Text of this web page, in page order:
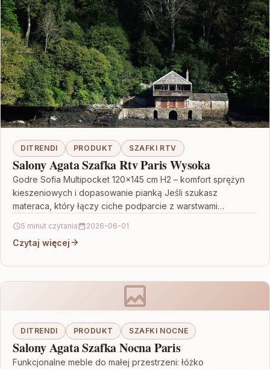
DITRENDI PRODUKT SZAFKI RTV
Salony Agata Szafka Rtv Paris Wysoka
Godre Sofia Multipocket 120×145 cm H2 – komfort sprężyn
kieszeniowych i dopasowanie pianką Jeśli szukasz
materaca, który łączy ciche podparcie z warstwami
5 minut czytania 2026-06-01
Czytaj więcej
DITRENDI PRODUKT SZAFKI NOCNE
Salony Agata Szafka Nocna Paris
Funkcjonalne meble do małej przestrzeni: łóżko